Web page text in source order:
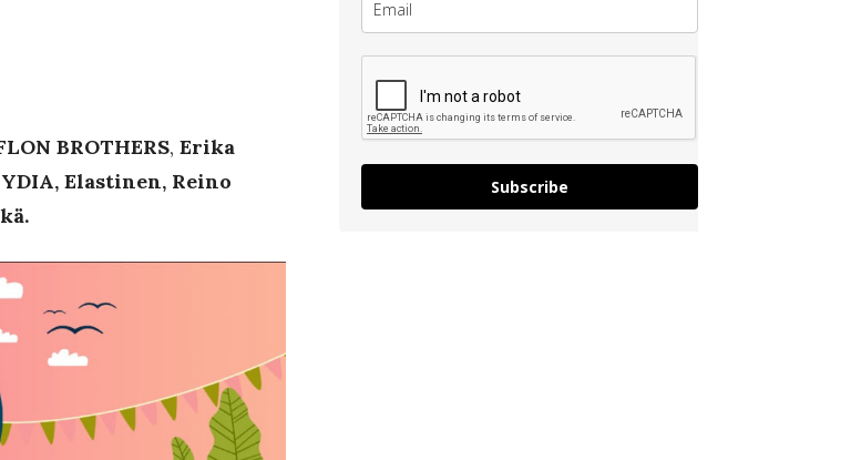
BROTHERS, Erika
Elastinen, Reino
Subscribe